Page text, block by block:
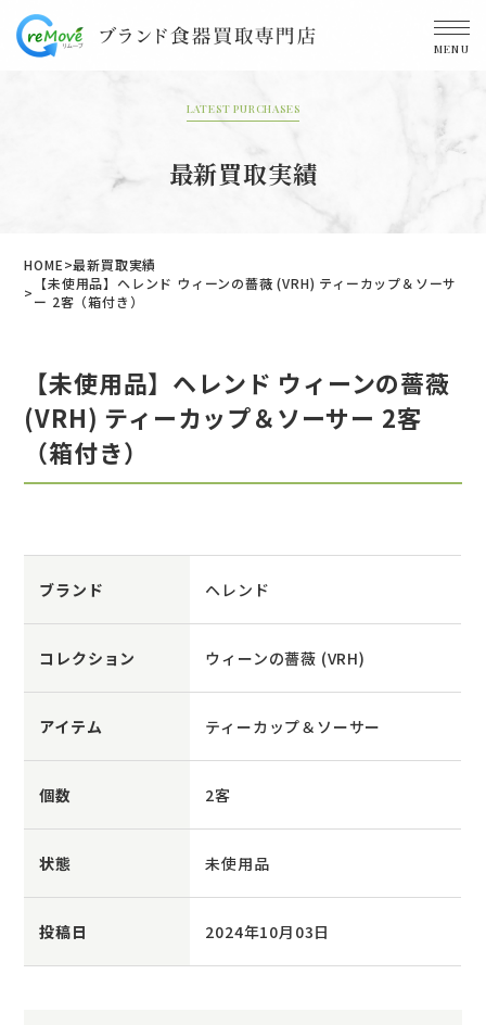
MENU
LATEST PURCHASES
最新買取実績
HOME
最新買取実績
【未使用品】ヘレンド ウィーンの薔薇 (VRH) ティーカップ＆ソーサ
ー 2客（箱付き）
【未使用品】ヘレンド ウィーンの薔薇
(VRH) ティーカップ＆ソーサー 2客
（箱付き）
ブランド ヘレンド
コレクション ウィーンの薔薇 (VRH)
アイテム ティーカップ＆ソーサー
個数 2客
状態 未使用品
投稿日 2024年10月03日